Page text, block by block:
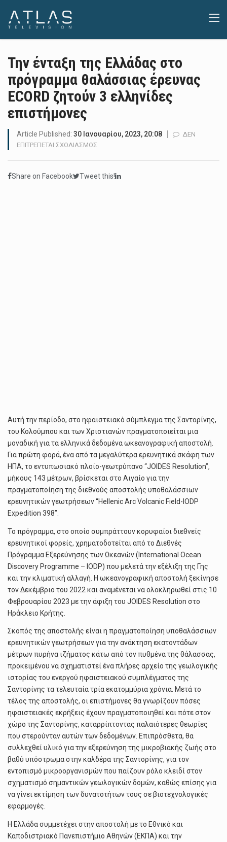
Την ένταξη της Ελλάδας στο
πρόγραμμα θαλάσσιας έρευνας
ECORD ζητούν 3 ελληνίδες
επιστήμονες
Article Published: 30 Ιανουαρίου, 2023, 20:08
ΔΕΝ
ΕΠΙΤΡΈΠΕΤΑΙ ΣΧΟΛΙΑΣΜΌΣ
ΤΗΣ
Share on Facebook Tweet this!
Αυτή την περίοδο, στο ηφαιστειακό σύμπλεγμα της Σαντορίνης,
του Κολούμπου και των Χριστιανών πραγματοποιείται μια
μοναδική για τα ελληνικά δεδομένα ωκεανογραφική αποστολή.
Για πρώτη φορά, ένα από τα μεγαλύτερα ερευνητικά σκάφη των
ΗΠΑ, το εντυπωσιακό πλοίο-γεωτρύπανο “JOIDES Resolution”,
μήκους 143 μέτρων, βρίσκεται στο Αιγαίο για την
πραγματοποίηση της διεθνούς αποστολής υποθαλάσσιων
ερευνητικών γεωτρήσεων “Hellenic Arc Volcanic Field-IODP
Expedition 398”.
Το πρόγραμμα, στο οποίο συμπράττουν κορυφαίοι διεθνείς
ερευνητικοί φορείς, χρηματοδοτείται από το Διεθνές
Πρόγραμμα Εξερεύνησης των Ωκεανών (International Ocean
Discovery Programme – IODP) που μελετά την εξέλιξη της Γης
και την κλιματική αλλαγή. Η ωκεανογραφική αποστολή ξεκίνησε
τον Δεκέμβριο του 2022 και αναμένεται να ολοκληρωθεί στις 10
Φεβρουαρίου 2023 με την άφιξη του JOIDES Resolution στο
Ηράκλειο Κρήτης.
Σκοπός της αποστολής είναι η πραγματοποίηση υποθαλάσσιων
ερευνητικών γεωτρήσεων για την ανάκτηση εκατοντάδων
μέτρων πυρήνα ιζήματος κάτω από τον πυθμένα της θάλασσας,
προκειμένου να σχηματιστεί ένα πλήρες αρχείο της γεωλογικής
ιστορίας του ενεργού ηφαιστειακού συμπλέγματος της
Σαντορίνης τα τελευταία τρία εκατομμύρια χρόνια. Μετά το
τέλος της αποστολής, οι επιστήμονες θα γνωρίζουν πόσες
ηφαιστειακές εκρήξεις έχουν πραγματοποιηθεί και πότε στον
χώρο της Σαντορίνης, καταρρίπτοντας παλαιότερες θεωρίες
που στερούνταν αυτών των δεδομένων. Επιπρόσθετα, θα
συλλεχθεί υλικό για την εξερεύνηση της μικροβιακής ζωής στο
βαθύ υπόστρωμα στην καλδέρα της Σαντορίνης, για τον
εντοπισμό μικροοργανισμών που παίζουν ρόλο κλειδί στον
σχηματισμό σημαντικών γεωλογικών δομών, καθώς επίσης για
να γίνει εκτίμηση των δυνατοτήτων τους σε βιοτεχνολογικές
εφαρμογές.
Η Ελλάδα συμμετέχει στην αποστολή με το Εθνικό και
Καποδιστριακό Πανεπιστήμιο Αθηνών (ΕΚΠΑ) και την